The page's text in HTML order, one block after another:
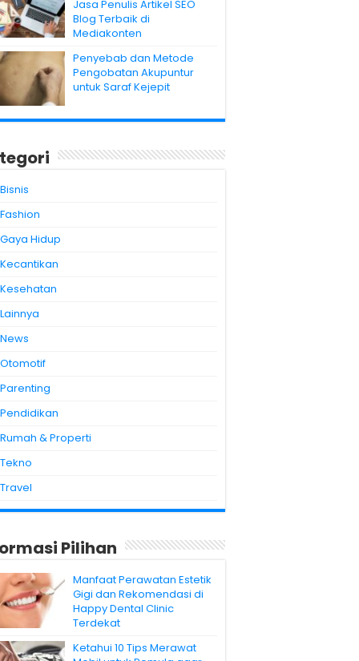
Jasa Penulis Artikel SEO
Blog Terbaik di
Mediakonten
Penyebab dan Metode
Pengobatan Akupuntur
untuk Saraf Kejepit
Bisnis
Fashion
Gaya Hidup
Kecantikan
Kesehatan
Lainnya
News
Otomotif
Parenting
Pendidikan
Rumah & Properti
Tekno
Travel
Pilihan
Manfaat Perawatan Estetik
Gigi dan Rekomendasi di
Happy Dental Clinic
Terdekat
Ketahui 10 Tips Merawat